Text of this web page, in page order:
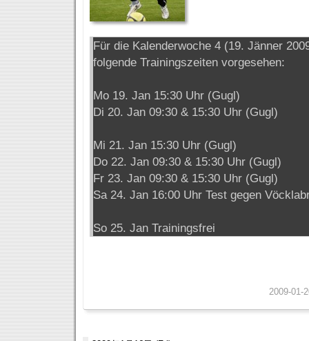
Für die Kalenderwoche 4 (19. Jänner
folgende Trainingszeiten vorgesehen:
Mo 19. Jan 15:30 Uhr (Gugl)
Di 20. Jan 09:30 & 15:30 Uhr (Gugl)
Mi 21. Jan 15:30 Uhr (Gugl)
Do 22. Jan 09:30 & 15:30 Uhr (Gugl)
Fr 23. Jan 09:30 & 15:30 Uhr (Gugl)
Sa 24. Jan 16:00 Uhr Test gegen
So 25. Jan Trainingsfrei
2009-01-